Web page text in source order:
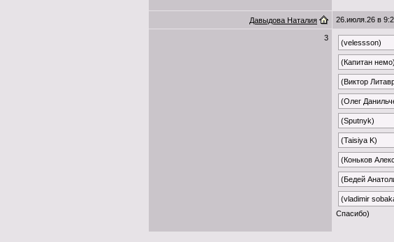
Давыдова Наталия 26.июля.26 в
3
(velessson)
(Капитан немо)
(Виктор
(Олег
(Sputnyk)
(Taisiya K)
(Коньков
(Бедей
(vladimir
Спасибо)